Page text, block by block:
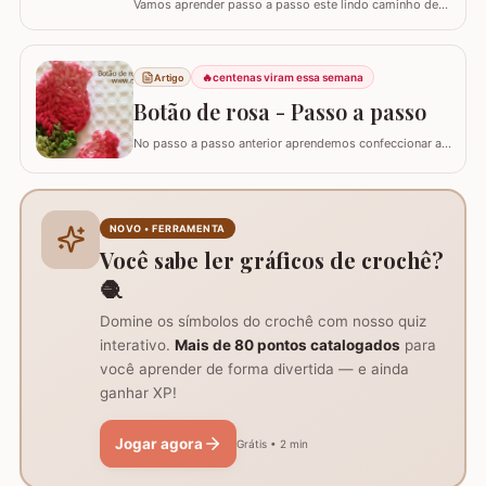
Vamos aprender passo a passo este lindo caminho de
Sauberlich Crochêt. Utilizei fio Duna e flor Camélia Fio
Duna Branco 8001 (4 novelos de 340m ou 8 de 140m)
Fio Duna Vermelho 3542 (1 novelo de 340m) Fio Duna
Verde 9392 (apenas para as folhas)…
Artigo 🔥centenas viram essa semana
Botão de rosa - Passo a passo
No passo a passo anterior aprendemos confeccionar a
grupo Viciadas em crochê. Fiz o passo a passo com
algumas poucas diferenças e também para auxil
NOVO • FERRAMENTA
Você sabe ler gráficos de crochê?
🧶
Domine os símbolos do crochê com nosso quiz
interativo. Mais de 80 pontos catalogados para
você aprender de forma divertida — e ainda
ganhar XP!
Jogar agora Grátis • 2 min